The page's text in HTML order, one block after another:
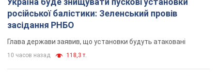
російської балістики: Зеленський провів
засідання РНБО
Глава держави заявив, що установки будуть атаковані
10 часов назад 118,3 т.